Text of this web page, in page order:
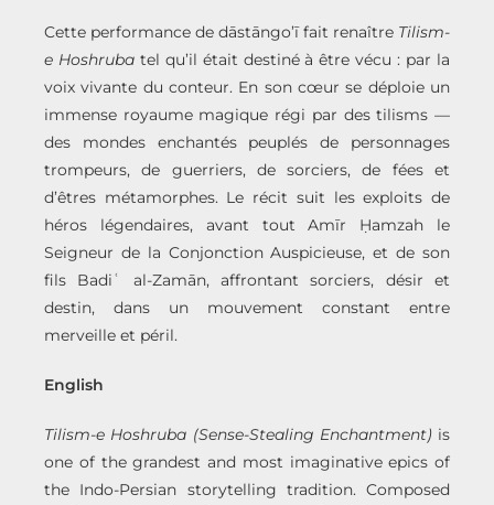
Cette performance de dāstāngo’ī fait renaître Tilism-
e Hoshrubatel qu’il était destiné à être vécu : par la
voix vivante du conteur. En son cœur se déploie un
immense royaume magique régi par des tilisms —
des mondes enchantés peuplés de personnages
trompeurs, de guerriers, de sorciers, de fées et
d’êtres métamorphes. Le récit suit les exploits de
héros légendaires, avant tout Amīr Ḥamzah le
Seigneur de la Conjonction Auspicieuse, et de son
fils Badiʿ al-Zamān, affrontant sorciers, désir et
destin, dans un mouvement constant entre
merveille et péril.
English
Tilism-e Hoshruba (Sense-Stealing Enchantment) is
one of the grandest and most imaginative epics of
the Indo-Persian storytelling tradition. Composed